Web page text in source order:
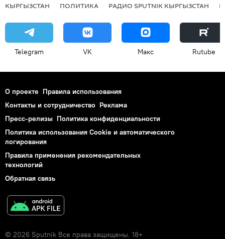
КЫРГЫЗСТАН ПОЛИТИКА РАДИО SPUTNIK КЫРГЫЗСТАН
Telegram VK Макс Rutube
О проекте Правила использования
Контакты и сотрудничество Реклама
Пресс-релизы Политика конфиденциальности
Политика использования Cookie и автоматического
логирования
Правила применения рекомендательных
технологий
Обратная связь
© 2026 Sputnik Все права защищены. 18+